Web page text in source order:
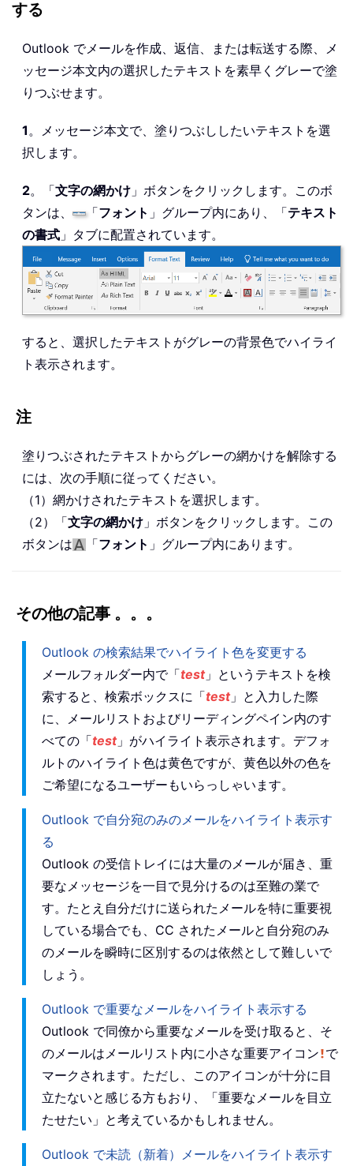
する
Outlook でメールを作成、返信、または転送する際、メ
ッセージ本文内の選択したテキストを素早くグレーで塗
りつぶせます。
1。メッセージ本文で、塗りつぶししたいテキストを選
択します。
2。「文字の網かけ 」ボタンをクリックします。このボ
タンは、
「フォント 」グループ内にあり、「テキスト
の書式 」タブに配置されています。
すると、選択したテキストがグレーの背景色でハイライ
ト表示されます。
注
塗りつぶされたテキストからグレーの網かけを解除する
には、次の手順に従ってください。
（1）網かけされたテキストを選択します。
（2）「文字の網かけ 」ボタンをクリックします。この
ボタンは
「フォント 」グループ内にあります。
その他の記事 。。。
Outlook の検索結果でハイライト色を変更する
メールフォルダー内で「test」というテキストを検
索すると、検索ボックスに「test」と入力した際
に、メールリストおよびリーディングペイン内のす
べての「test」がハイライト表示されます。デフォ
ルトのハイライト色は黄色ですが、黄色以外の色を
ご希望になるユーザーもいらっしゃいます。
Outlook で自分宛のみのメールをハイライト表示す
る
Outlook の受信トレイには大量のメールが届き、重
要なメッセージを一目で見分けるのは至難の業で
す。たとえ自分だけに送られたメールを特に重要視
している場合でも、CC されたメールと自分宛のみ
のメールを瞬時に区別するのは依然として難しいで
しょう。
Outlook で重要なメールをハイライト表示する
Outlook で同僚から重要なメールを受け取ると、そ
のメールはメールリスト内に小さな重要アイコン で
マークされます。ただし、このアイコンが十分に目
立たないと感じる方もおり、「重要なメールを目立
たせたい」と考えているかもしれません。
Outlook で未読（新着）メールをハイライト表示す